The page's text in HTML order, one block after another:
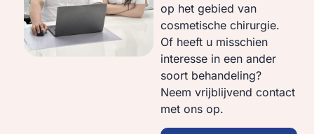
op het gebied van
cosmetische chirurgie.
Of heeft u misschien
interesse in een ander
soort behandeling?
Neem vrijblijvend contact
met ons op.